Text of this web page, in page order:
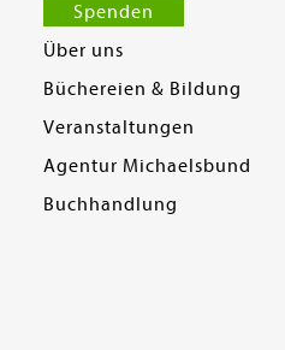
Spenden
Über uns
Büchereien & Bildung
Veranstaltungen
Agentur Michaelsbund
Buchhandlung